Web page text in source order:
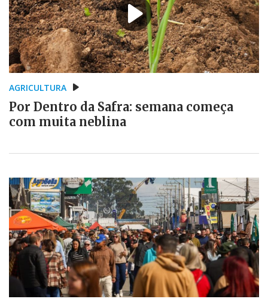
AGRICULTURA
Por Dentro da Safra: semana começa
com muita neblina